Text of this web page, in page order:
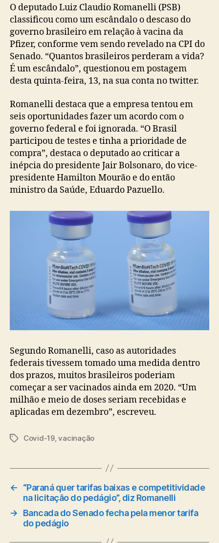
O deputado Luiz Claudio Romanelli (PSB)
classificou como um escândalo o descaso do
governo brasileiro em relação à vacina da
Pfizer, conforme vem sendo revelado na CPI do
Senado. “Quantos brasileiros perderam a vida?
É um escândalo”, questionou em postagem
desta quinta-feira, 13, na sua conta no twitter.
Romanelli destaca que a empresa tentou em
seis oportunidades fazer um acordo com o
governo federal e foi ignorada. “O Brasil
participou de testes e tinha a prioridade de
compra”, destaca o deputado ao criticar a
inépcia do presidente Jair Bolsonaro, do vice-
presidente Hamilton Mourão e do então
ministro da Saúde, Eduardo Pazuello.
Segundo Romanelli, caso as autoridades
federais tivessem tomado uma medida dentro
dos prazos, muitos brasileiros poderiam
começar a ser vacinados ainda em 2020. “Um
milhão e meio de doses seriam recebidas e
aplicadas em dezembro”, escreveu.
TagsCovid-19,vacinação
←
“Paraná quer tarifas baixas e competitividade
na licitação do pedágio”, diz Romanelli
→
Bancada do Senado fecha pela menor tarifa
do pedágio